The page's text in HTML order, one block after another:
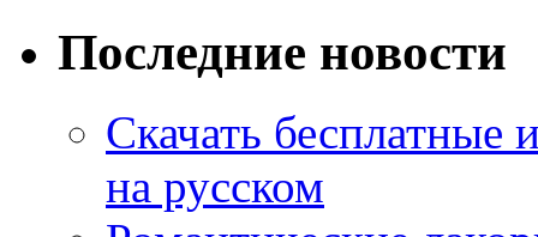
Последние новости
Скачать
на русском